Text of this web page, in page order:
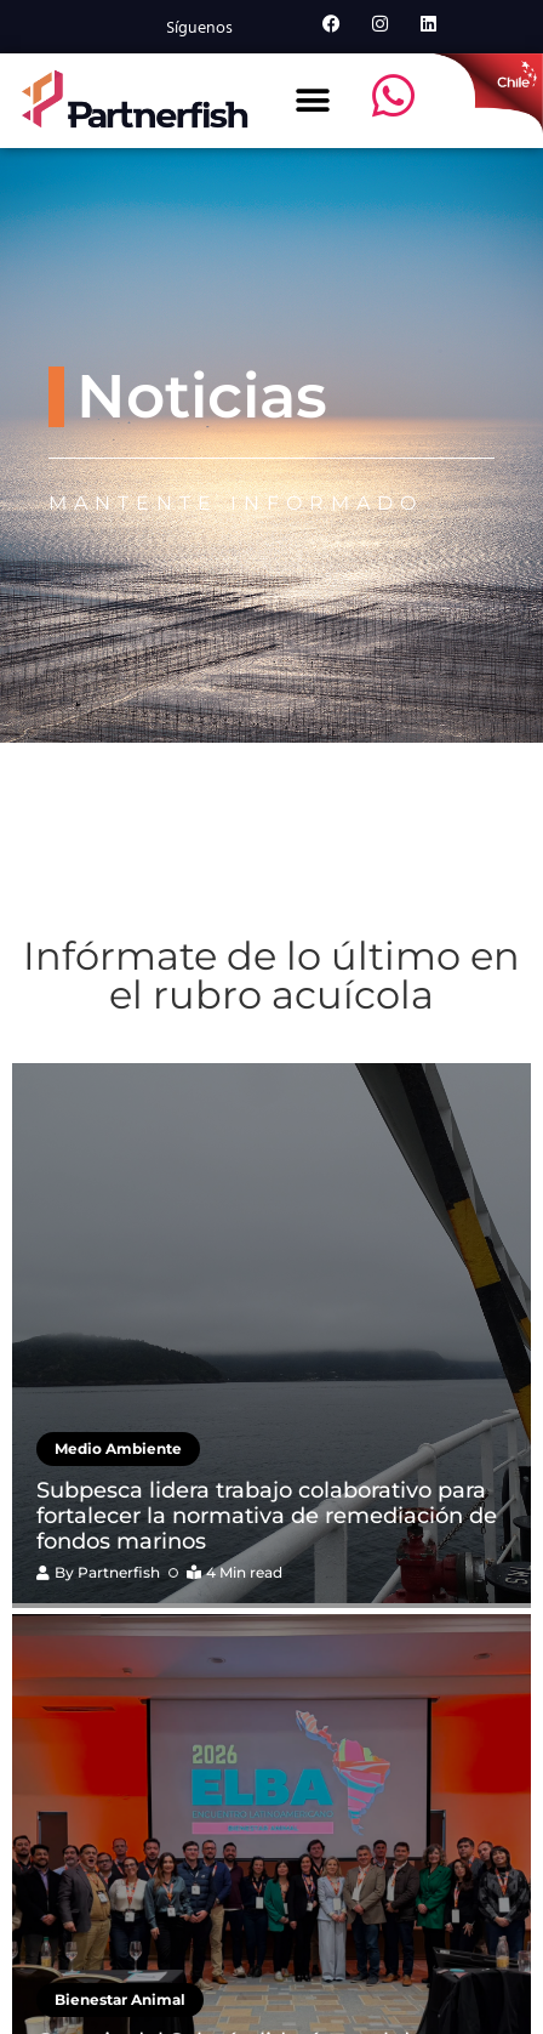
Síguenos
Noticias
MANTENTE INFORMADO
Infórmate de lo último en
el rubro acuícola
Medio Ambiente
Subpesca lidera trabajo colaborativo para
fortalecer la normativa de remediación de
fondos marinos
By Partnerfish 4 Min read
Bienestar Animal